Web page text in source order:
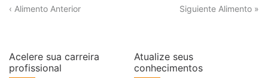
‹ Alimento Anterior Siguiente Alimento »
Acelere sua carreira
profissional
Atualize seus
conhecimentos